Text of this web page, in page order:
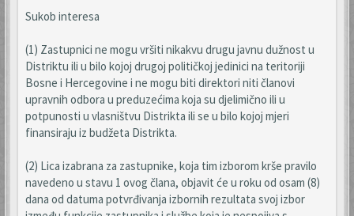
Sukob interesa
(1) Zastupnici ne mogu vršiti nikakvu drugu javnu dužnost u
Distriktu ili u bilo kojoj drugoj političkoj jedinici na teritoriji
Bosne i Hercegovine i ne mogu biti direktori niti članovi
upravnih odbora u preduzećima koja su djelimično ili u
potpunosti u vlasništvu Distrikta ili se u bilo kojoj mjeri
finansiraju iz budžeta Distrikta.
(2) Lica izabrana za zastupnike, koja tim izborom krše pravilo
navedeno u stavu 1 ovog člana, objavit će u roku od osam (8)
dana od datuma potvrđivanja izbornih rezultata svoj izbor